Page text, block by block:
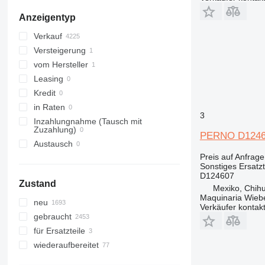
CX26
CX27
CX35
CX50
CX55
CX60
CX75
CX80
CX130
CX135
CX225
CX240
CX250
CX290
TR320
W-series
WX
WX145
WX165
WX200
306
307
308
311
312
313
314
315
316
317
321
322
323
324
532
533
535
536
537
540
541
550
560
926
8018
8025
8026
8030
Anzeigentyp
Verkauf
Versteigerung
vom Hersteller
Leasing
Kredit
in Raten
Inzahlungnahme (Tausch mit
Zuzahlung)
Austausch
Zustand
neu
gebraucht
für Ersatzteile
wiederaufbereitet
3
PERNO
Preis auf Anfrage
Sonstiges
D124607
Mexiko,
Maquinaria
Verkäufer